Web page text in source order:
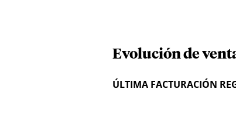
Evolución de
ÚLTIMA FACTURACIÓN